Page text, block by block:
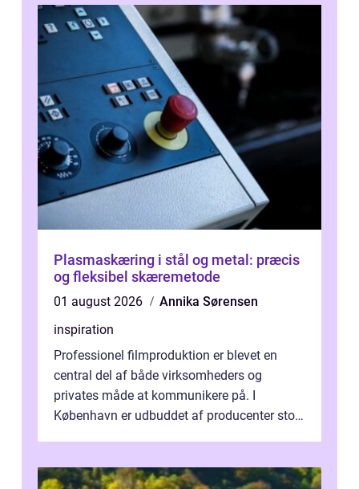
Plasmaskæring i stål og metal: præcis
og fleksibel skæremetode
01 august 2026
Annika Sørensen
inspiration
Professionel filmproduktion er blevet en
central del af både virksomheders og
privates måde at kommunikere på. I
København er udbuddet af producenter stort,